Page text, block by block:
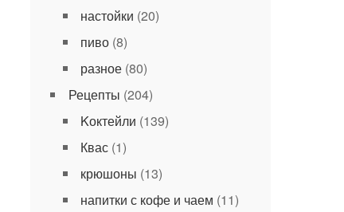
настойки (20)
пиво(8)
разное(80)
Рецепты (204)
Kоктейли (139)
Квас(1)
крюшоны (13)
напитки с кофе и чаем (11)